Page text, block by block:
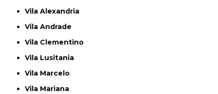
Vila Alexandria
Vila Andrade
Vila Clementino
Vila Lusitania
Vila Marcelo
Vila Mariana